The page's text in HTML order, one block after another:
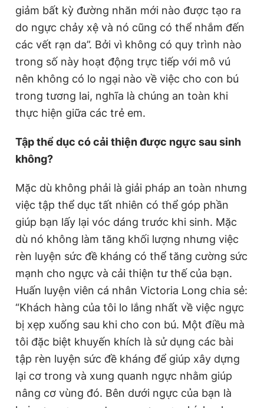
giảm bất kỳ đường nhăn mới nào được tạo ra
do ngực chảy xệ và nó cũng có thể nhắm đến
các vết rạn da”. Bởi vì không có quy trình nào
trong số này hoạt động trực tiếp với mô vú
nên không có lo ngại nào về việc cho con bú
trong tương lai, nghĩa là chúng an toàn khi
thực hiện giữa các trẻ em.
Tập thể dục có cải thiện được ngực sau sinh
không?
Mặc dù không phải là giải pháp an toàn nhưng
việc tập thể dục tất nhiên có thể góp phần
giúp bạn lấy lại vóc dáng trước khi sinh. Mặc
dù nó không làm tăng khối lượng nhưng việc
rèn luyện sức đề kháng có thể tăng cường sức
mạnh cho ngực và cải thiện tư thế của bạn.
Huấn luyện viên cá nhân Victoria Long chia sẻ:
“Khách hàng của tôi lo lắng nhất về việc ngực
bị xẹp xuống sau khi cho con bú. Một điều mà
tôi đặc biệt khuyến khích là sử dụng các bài
tập rèn luyện sức đề kháng để giúp xây dựng
lại cơ trong và xung quanh ngực nhằm giúp
nâng cơ vùng đó. Bên dưới ngực của bạn là